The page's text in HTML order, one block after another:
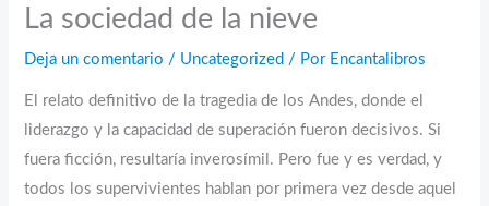
La sociedad de la nieve
Deja un comentario / Uncategorized / Por Encantalibros
El relato definitivo de la tragedia de los Andes, donde el
liderazgo y la capacidad de superación fueron decisivos. Si
fuera ficción, resultaría inverosímil. Pero fue y es verdad, y
todos los supervivientes hablan por primera vez desde aquel